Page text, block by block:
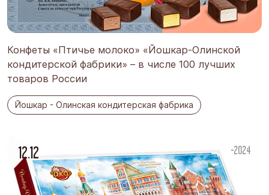
Конфеты «Птичье молоко» «Йошкар-Олинской
кондитерской фабрики» – в числе 100 лучших
товаров России
Йошкар - Олинская кондитерская фабрика
12.12 -2024